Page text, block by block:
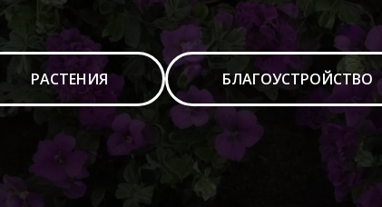
РАСТЕНИЯ БЛАГОУСТРОЙСТВО